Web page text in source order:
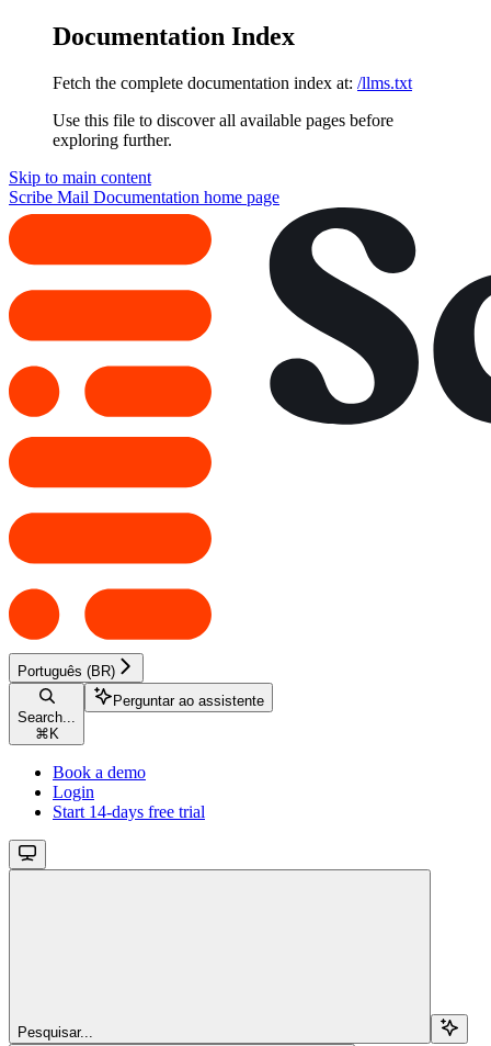
Documentation Index
Fetch the complete documentation index at: /llms.txt
Use this file to discover all available pages before
exploring further.
Skip to main content
Scribe Mail Documentation home page
Português (BR)
Search...
⌘ K
Perguntar ao assistente
Book a demo
Login
Start 14-days free trial
Pesquisar...